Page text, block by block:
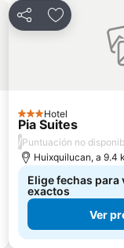
CompartirAgregar a
3 Estrellas
Hotel
Pia Suites
/Puntuación no
Huixquilucan, a 9.4
Elige fechas
exactos
Ver